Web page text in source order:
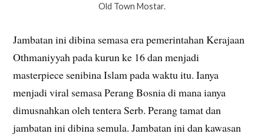
Old Town Mostar.
Jambatan ini dibina semasa era pemerintahan Kerajaan
Othmaniyyah pada kurun ke 16 dan menjadi
masterpiece senibina Islam pada waktu itu. Ianya
menjadi viral semasa Perang Bosnia di mana ianya
dimusnahkan oleh tentera Serb. Perang tamat dan
jambatan ini dibina semula. Jambatan ini dan kawasan